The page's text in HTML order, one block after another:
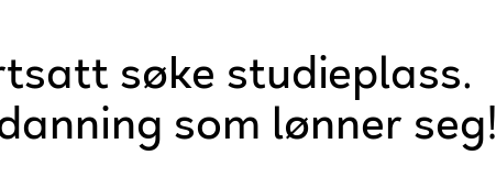
søke studieplass.
som lønner seg!